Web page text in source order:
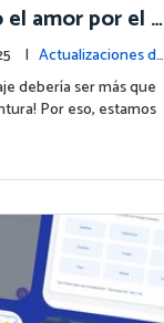
amor por el a
am
| Actualizaciones de
debería ser más que
Por eso, estamos